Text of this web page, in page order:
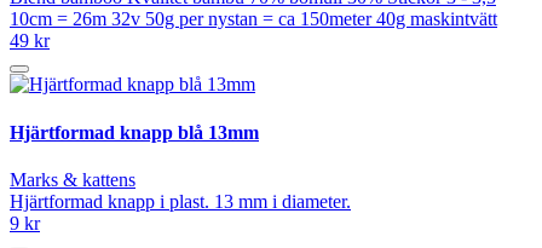
10cm = 26m 32v 50g per nystan = ca 150meter 40g maskintvätt
49 kr
Hjärtformad knapp blå 13mm
Marks & kattens
Hjärtformad knapp i plast. 13 mm i diameter.
9 kr